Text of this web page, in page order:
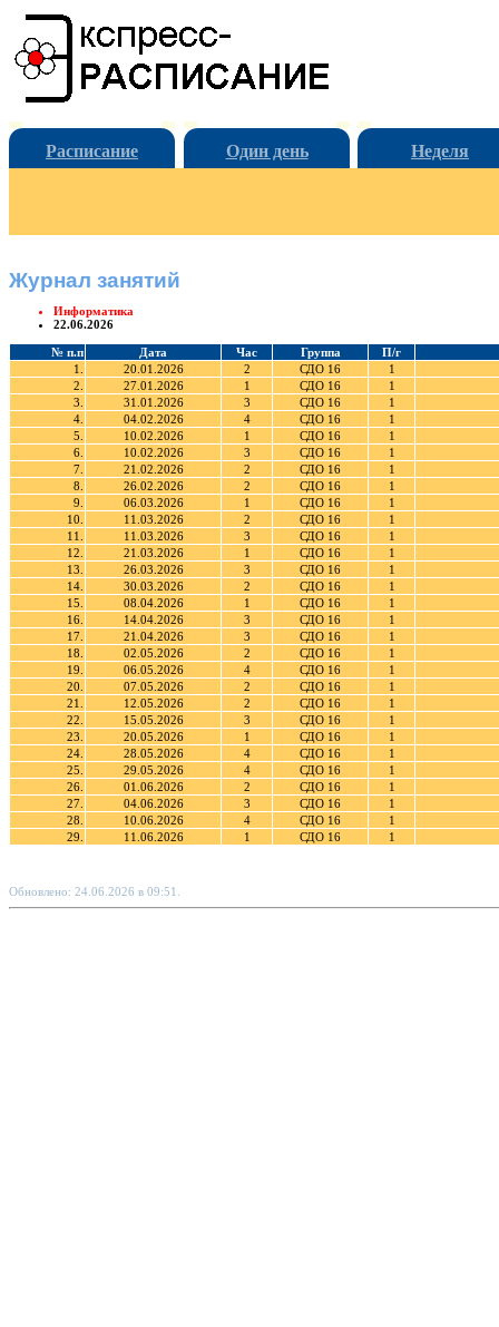
Расписание Один день Неделя
Журнал занятий
Информатика
22.06.2026
№ п.п Дата Час Группа
П/г
1.
20.01.2026 2 СДО 16 1
2.
27.01.2026 1 СДО 16 1
3.
31.01.2026 3 СДО 16 1
4.
04.02.2026 4 СДО 16 1
5.
10.02.2026 1 СДО 16 1
6.
10.02.2026 3 СДО 16 1
7.
21.02.2026 2 СДО 16 1
8.
26.02.2026 2 СДО 16 1
9.
06.03.2026 1 СДО 16 1
10.
11.03.2026 2 СДО 16 1
11.
11.03.2026 3 СДО 16 1
12.
21.03.2026 1 СДО 16 1
13.
26.03.2026 3 СДО 16 1
14.
30.03.2026 2 СДО 16 1
15.
08.04.2026 1 СДО 16 1
16.
14.04.2026 3 СДО 16 1
17.
21.04.2026 3 СДО 16 1
18.
02.05.2026 2 СДО 16 1
19.
06.05.2026 4 СДО 16 1
20.
07.05.2026 2 СДО 16 1
21.
12.05.2026 2 СДО 16 1
22.
15.05.2026 3 СДО 16 1
23.
20.05.2026 1 СДО 16 1
24.
28.05.2026 4 СДО 16 1
25.
29.05.2026 4 СДО 16 1
26.
01.06.2026 2 СДО 16 1
27.
04.06.2026 3 СДО 16 1
28.
10.06.2026 4 СДО 16 1
29.
11.06.2026 1 СДО 16 1
Обновлено: 24.06.2026 в 09:51.